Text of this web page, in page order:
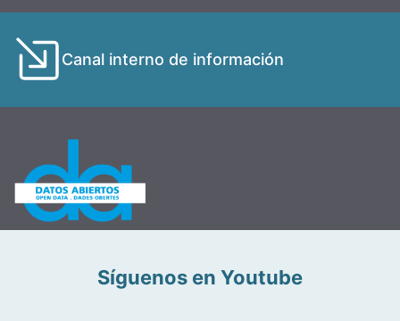
Canal interno de información
Síguenos en Youtube